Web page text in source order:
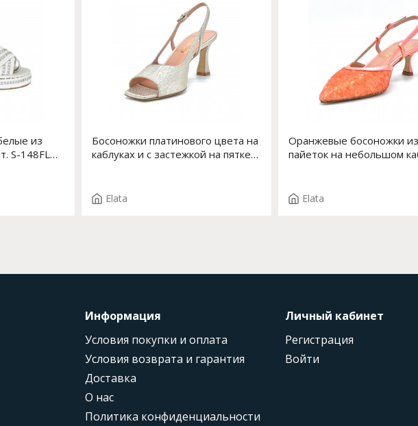
из
S-148FLO-
Босоножки платинового цвета на
каблуках и с застежкой на пятке
Elata
Оранжевые босоножки
пайеток на небольшом
Elata
Информация
Условия покупки и оплата
Условия возврата и гарантия
Доставка
О нас
Политика конфиденциальности
Личный кабинет
Регистрация
Войти